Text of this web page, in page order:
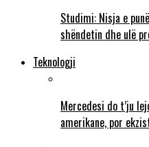
Studimi: Nisja e
shëndetin dhe ulë
Teknologji
Mercedesi do t’ju
amerikane, por